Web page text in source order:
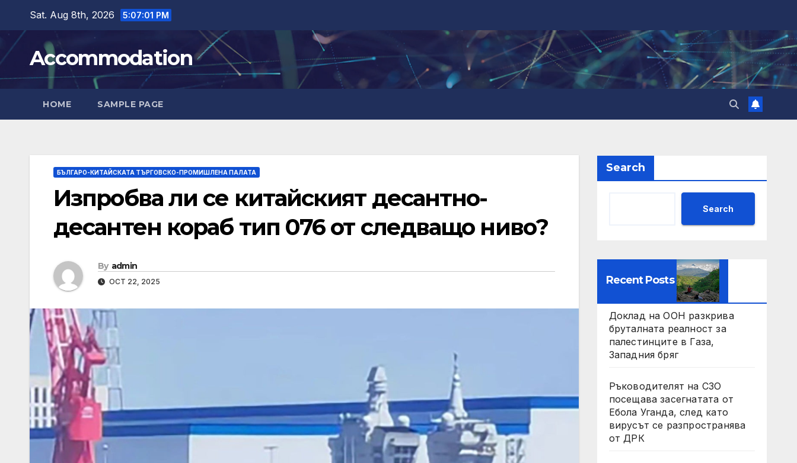
content
Sat. Aug 8th, 2026 5:07:02 PM
Accommodation
HOME SAMPLE PAGE
БЪЛГАРО-КИТАЙСКАТА ТЪРГОВСКО-ПРОМИШЛЕНА ПАЛАТА
Изпробва ли се китайският десантно-
десантен кораб тип 076 от следващо ниво?
By admin
OCT 22, 2025
Search
Search
Recent Posts
Доклад на ООН разкрива
бруталната реалност за
палестинците в Газа,
Западния бряг
Ръководителят на СЗО
посещава засегнатата от
Ебола Уганда, след като
вирусът се разпространява
от ДРК